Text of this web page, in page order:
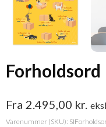
Forholdsord
Fra 2.495,00 kr.
Varenummer (SKU):